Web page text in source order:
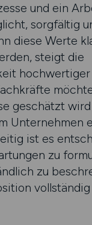
und ein
sorgfältig
diese Werte
steigt die
hochwertiger
geschätzt
Unternehmen
ist es
zu
zu